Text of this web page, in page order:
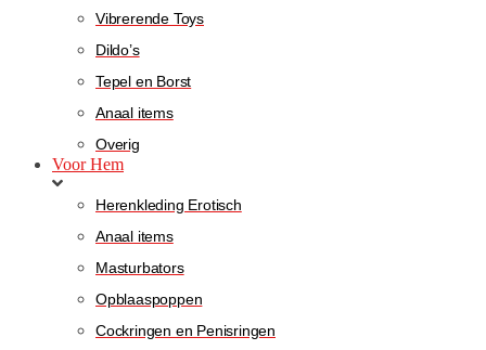
Vibrerende Toys
Dildo’s
Tepel en Borst
Anaal items
Overig
Voor Hem
Herenkleding Erotisch
Anaal items
Masturbators
Opblaaspoppen
Cockringen en Penisringen